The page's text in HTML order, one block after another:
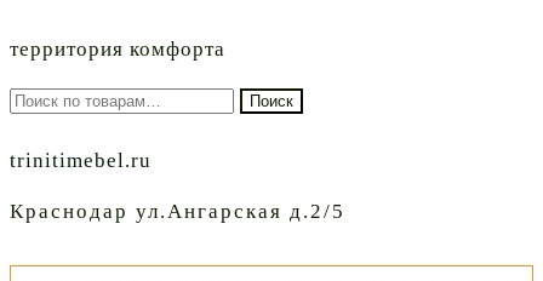
территория комфорта
Искать: Поиск
trinitimebel.ru
Краснодар ул.Ангарская д.2/5